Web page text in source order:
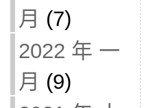
月 (7)
2022 年 一
月 (9)